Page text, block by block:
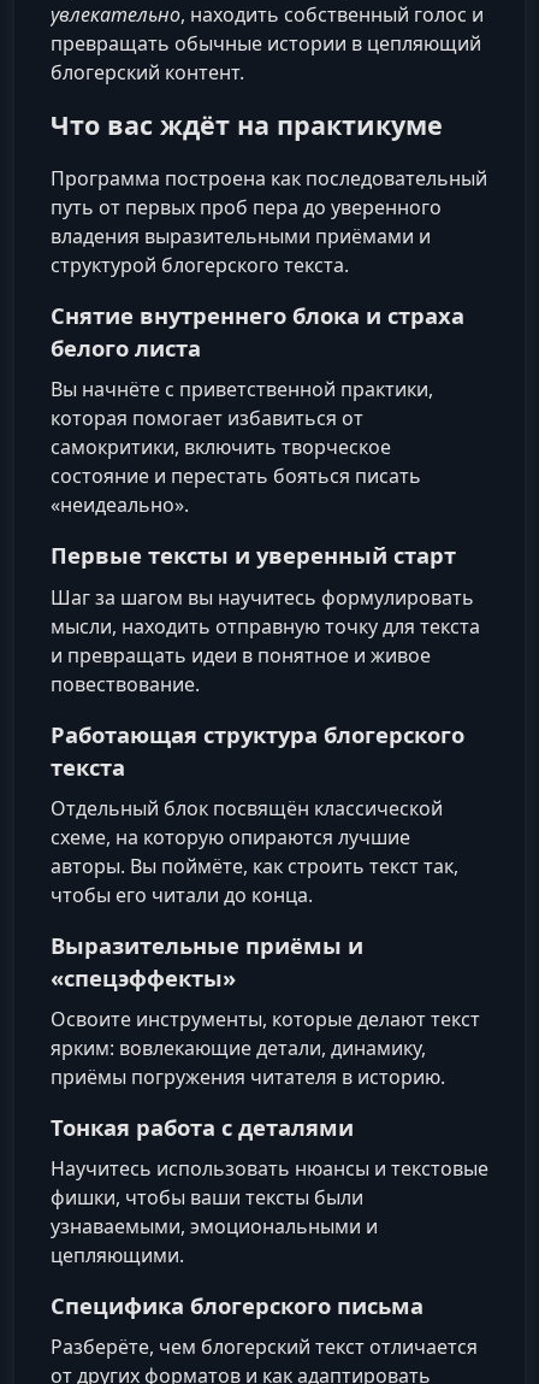
увлекательно, находить собственный голос и
превращать обычные истории в цепляющий
блогерский контент.
Что вас ждёт на практикуме
Программа построена как последовательный
путь от первых проб пера до уверенного
владения выразительными приёмами и
структурой блогерского текста.
Снятие внутреннего блока и страха
белого листа
Вы начнёте с приветственной практики,
которая помогает избавиться от
самокритики, включить творческое
состояние и перестать бояться писать
«неидеально».
Первые тексты и уверенный старт
Шаг за шагом вы научитесь формулировать
мысли, находить отправную точку для текста
и превращать идеи в понятное и живое
повествование.
Работающая структура блогерского
текста
Отдельный блок посвящён классической
схеме, на которую опираются лучшие
авторы. Вы поймёте, как строить текст так,
чтобы его читали до конца.
Выразительные приёмы и
«спецэффекты»
Освоите инструменты, которые делают текст
ярким: вовлекающие детали, динамику,
приёмы погружения читателя в историю.
Тонкая работа с деталями
Научитесь использовать нюансы и текстовые
фишки, чтобы ваши тексты были
узнаваемыми, эмоциональными и
цепляющими.
Специфика блогерского письма
Разберёте, чем блогерский текст отличается
от других форматов и как адаптировать